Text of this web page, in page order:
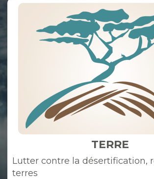
TERRE
Lutter contre la désertification,
terres